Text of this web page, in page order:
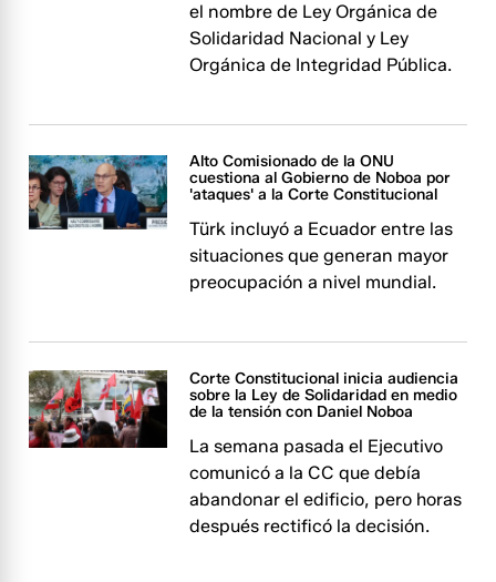
el nombre de Ley Orgánica de
Solidaridad Nacional y Ley
Orgánica de Integridad Pública.
Alto Comisionado de la ONU
cuestiona al Gobierno de Noboa por
'ataques' a la Corte Constitucional
Türk incluyó a Ecuador entre las
situaciones que generan mayor
preocupación a nivel mundial.
Corte Constitucional inicia audiencia
sobre la Ley de Solidaridad en medio
de la tensión con Daniel Noboa
La semana pasada el Ejecutivo
comunicó a la CC que debía
abandonar el edificio, pero horas
después rectificó la decisión.